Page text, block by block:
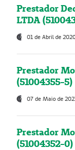
Prestador
LTDA
01 de Abril de
Prestador
(51004355-5)
07 de Maio de
Prestador
(51004352-0)